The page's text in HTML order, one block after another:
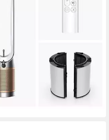
Cool PC3, er erkennt die
Betriebsgeräusch
(21)
€
Monat